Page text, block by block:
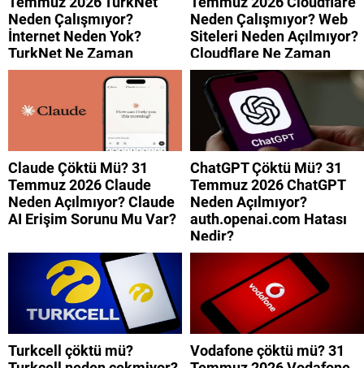
Neden Çalışmıyor?
İnternet Neden Yok?
TurkNet Ne Zaman
Düzelecek?
Neden Çalışmıyor? Web
Siteleri Neden Açılmıyor?
Cloudflare Ne Zaman
Düzelecek?
Claude Çöktü Mü? 31
Temmuz 2026 Claude
Neden Açılmıyor? Claude
AI Erişim Sorunu Mu Var?
ChatGPT Çöktü Mü? 31
Temmuz 2026 ChatGPT
Neden Açılmıyor?
auth.openai.com Hatası
Nedir?
Turkcell çöktü mü?
Vodafone çöktü mü? 31